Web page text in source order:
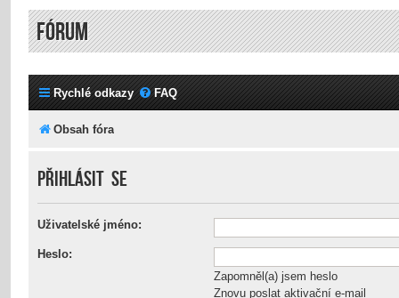
FÓRUM
Rychlé odkazy FAQ
Obsah fóra
Přihlásit se
Uživatelské jméno:
Heslo:
Zapomněl(a) jsem heslo
Znovu poslat aktivační e-mail